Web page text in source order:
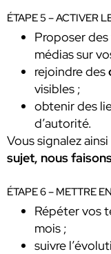
ÉTAPE 5 – ACTIVER
Proposer
médias sur
rejoindre des
visibles ;
obtenir des
d’autorité.
Vous signalez
sujet, nous
ÉTAPE 6 – METTRE
Répéter vos
mois ;
suivre